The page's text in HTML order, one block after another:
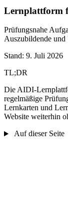
Lernplattform
Prüfungsnahe
Auszubildende und
Stand: 9. Juli 2026
TL;DR
Die AIDI-
regelmäßige
Lernkarten und
Website weiterhin
Auf dieser Seite